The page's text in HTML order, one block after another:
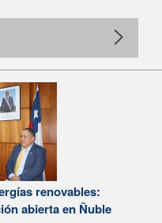
renovables:
abierta en Ñuble